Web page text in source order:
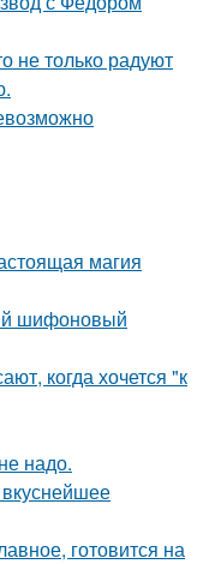
не только радуют
магия
шифоновый
когда хочется "к
надо.
готовится на